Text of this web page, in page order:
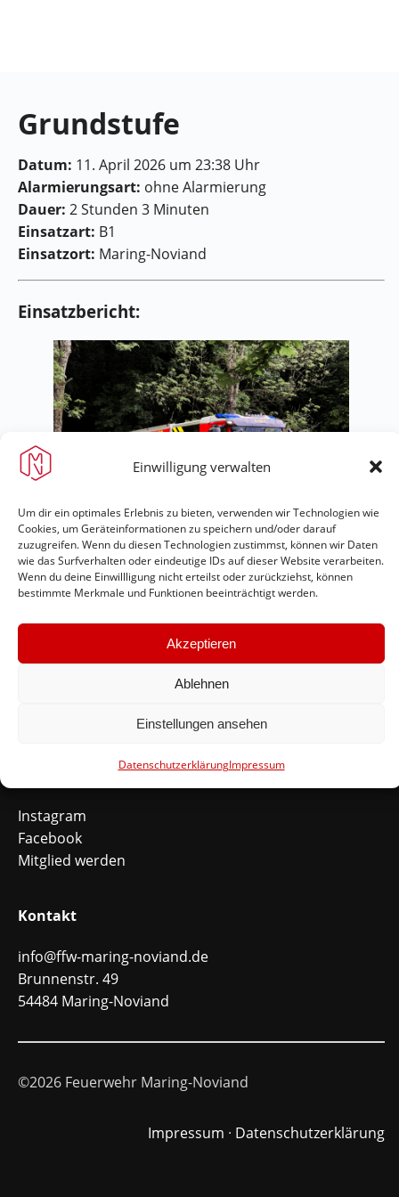
Einwilligung verwalten
Um dir ein optimales Erlebnis zu bieten, verwenden wir Technologien wie
Cookies, um Geräteinformationen zu speichern und/oder darauf
zuzugreifen. Wenn du diesen Technologien zustimmst, können wir Daten
wie das Surfverhalten oder eindeutige IDs auf dieser Website verarbeiten.
Wenn du deine Einwillligung nicht erteilst oder zurückziehst, können
bestimmte Merkmale und Funktionen beeinträchtigt werden.
Akzeptieren
Ablehnen
Einstellungen ansehen
DatenschutzerklärungImpressum
Grundstufe
Datum: 11. April 2026 um 23:38 Uhr
Alarmierungsart: ohne Alarmierung
Dauer: 2 Stunden 3 Minuten
Einsatzart: B1
Einsatzort: Maring-Noviand
Einsatzbericht:
Feuerwehr Maring-Noviand
Instagram
Facebook
Mitglied werden
Kontakt
info@ffw-maring-noviand.de
Brunnenstr. 49
54484 Maring-Noviand
©2026 Feuerwehr Maring-Noviand
Impressum · Datenschutzerklärung